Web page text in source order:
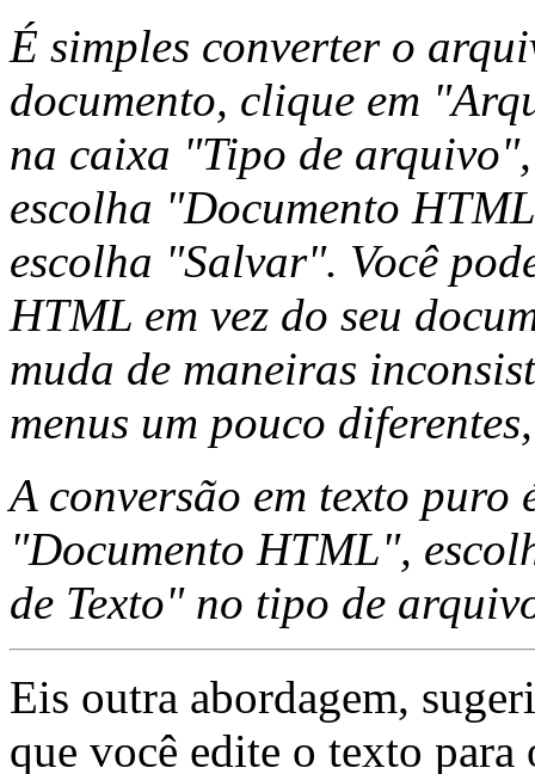
É simples converter o
documento, clique em
na caixa "Tipo de
escolha "Documento
escolha "Salvar". Você
HTML em vez do seu
muda de maneiras
menus um pouco
A conversão em texto puro
"Documento HTML",
de Texto" no tipo de
Eis outra abordagem,
que você edite o texto